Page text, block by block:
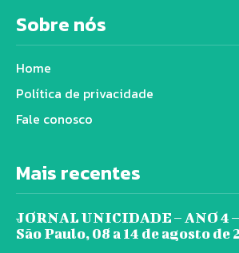
Sobre nós
Home
Política de privacidade
Fale conosco
Mais recentes
JORNAL UNICIDADE – ANO 4
São Paulo, 08 a 14 de agosto de